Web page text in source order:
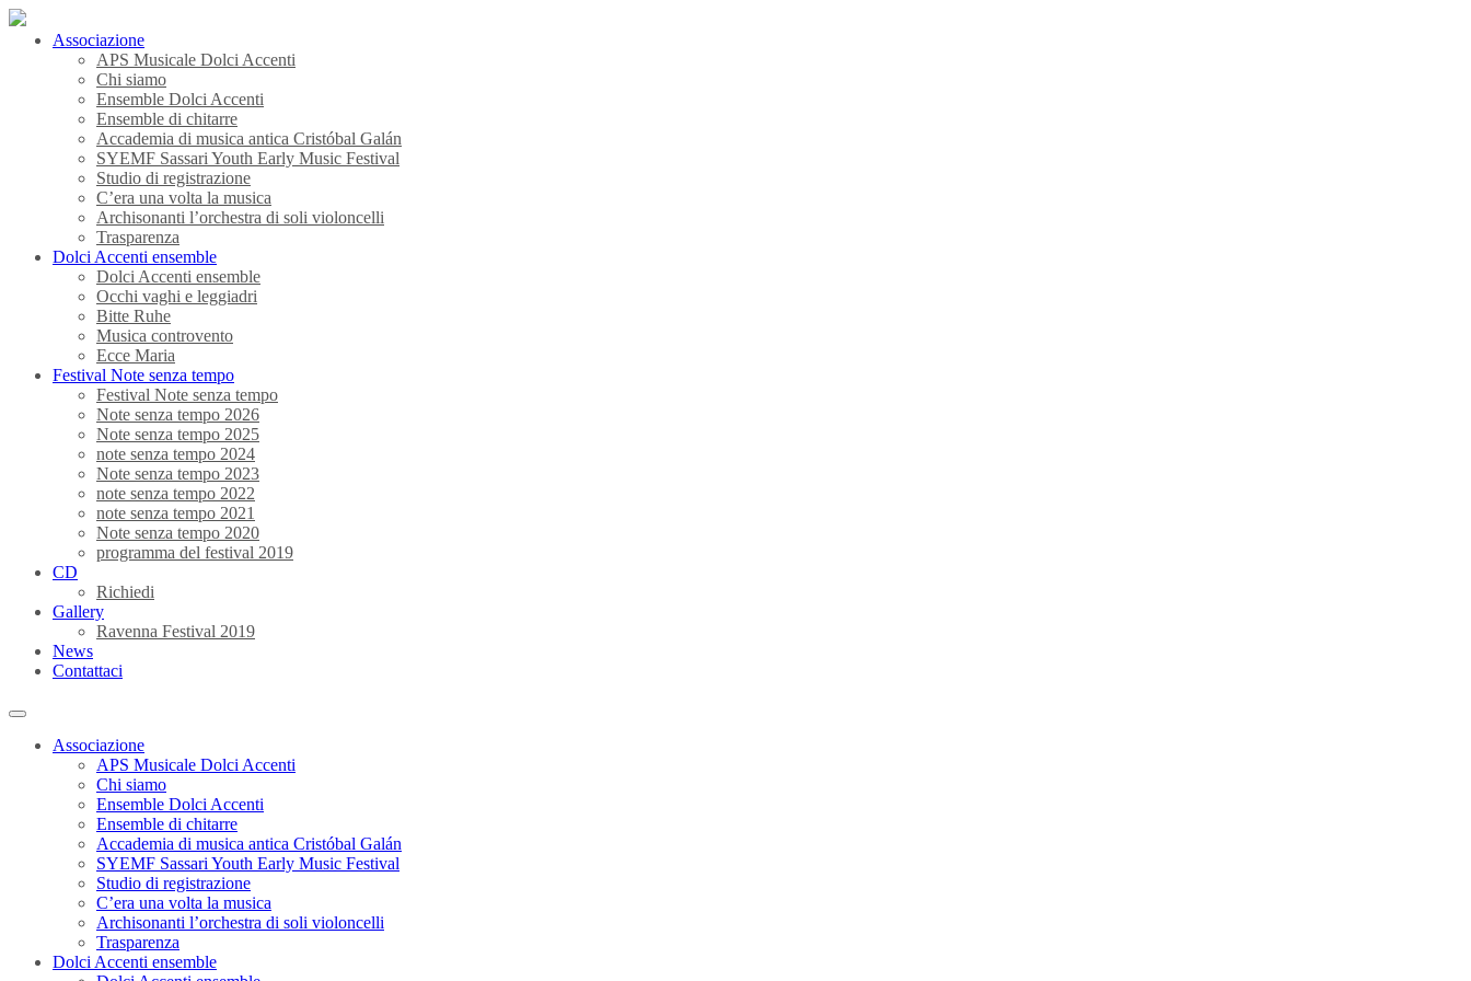
Associazione
APS Musicale Dolci Accenti
Chi siamo
Ensemble Dolci Accenti
Ensemble di chitarre
Accademia di musica antica Cristóbal Galán
SYEMF Sassari Youth Early Music Festival
Studio di registrazione
C’era una volta la musica
Archisonanti l’orchestra di soli violoncelli
Trasparenza
Dolci Accenti ensemble
Dolci Accenti ensemble
Occhi vaghi e leggiadri
Bitte Ruhe
Musica controvento
Ecce Maria
Festival Note senza tempo
Festival Note senza tempo
Note senza tempo 2026
Note senza tempo 2025
note senza tempo 2024
Note senza tempo 2023
note senza tempo 2022
note senza tempo 2021
Note senza tempo 2020
programma del festival 2019
CD
Richiedi
Gallery
Ravenna Festival 2019
News
Contattaci
Associazione
APS Musicale Dolci Accenti
Chi siamo
Ensemble Dolci Accenti
Ensemble di chitarre
Accademia di musica antica Cristóbal Galán
SYEMF Sassari Youth Early Music Festival
Studio di registrazione
C’era una volta la musica
Archisonanti l’orchestra di soli violoncelli
Trasparenza
Dolci Accenti ensemble